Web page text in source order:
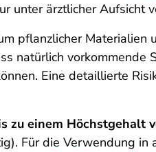
unter ärztlicher Aufsicht
pflanzlicher
natürlich
Eine detaillierte
zu einem Höchstgehalt
Für die Verwendung